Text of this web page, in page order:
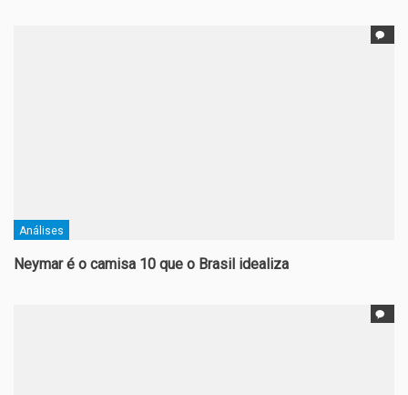
Análises
Neymar é o camisa 10 que o Brasil idealiza